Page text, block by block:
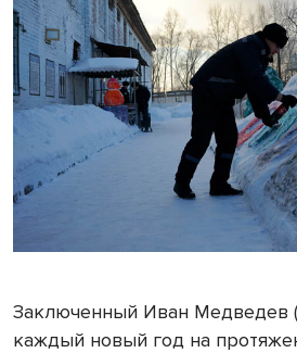
Заключенный Иван Медведев
каждый новый год на